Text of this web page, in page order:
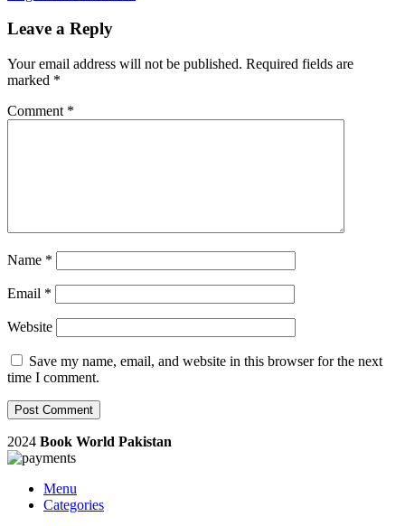
Leave a Reply
Your email address will not be published. Required fields are
marked *
Comment *
Name *
Email *
Website
Save my name, email, and website in this browser for the next
time I comment.
2024 Book World Pakistan
Menu
Categories